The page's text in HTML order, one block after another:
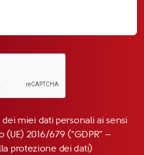
miei dati personali ai sensi
(UE) 2016/679 (“GDPR” –
protezione dei dati)